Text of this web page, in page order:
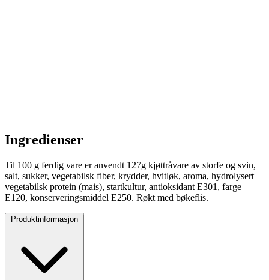
Ingredienser
Til 100 g ferdig vare er anvendt 127g kjøttråvare av storfe og svin,
salt, sukker, vegetabilsk fiber, krydder, hvitløk, aroma, hydrolysert
vegetabilsk protein (mais), startkultur, antioksidant E301, farge
E120, konserveringsmiddel E250. Røkt med bøkeflis.
Produktinformasjon